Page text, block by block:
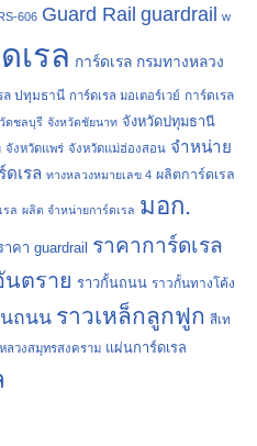
606 Guard Rail guardrail w
เรล การ์ดเรล กรมทางหลวง
ล ปทุมธานี การ์ดเรล มอเตอร์เวย์ การ์ดเรล
ดชลบุรี จังหวัดชัยนาท จังหวัดปทุมธานี
จังหวัดแพร่ จังหวัดแม่ฮ่องสอน จำหน่าย
เรล ทางหลวงหมายเลข 4 ผลิตการ์ดเรล
รล ผลิต จำหน่ายการ์ดเรล มอก.
าคา guardrail ราคาการ์ดเรล
นตราย ราวกั้นถนน ราวกั้นทางโค้ง
นถนน ราวเหล็กลูกฟูก สีเท
ลวงสมุทรสงคราม แผ่นการ์ดเรล